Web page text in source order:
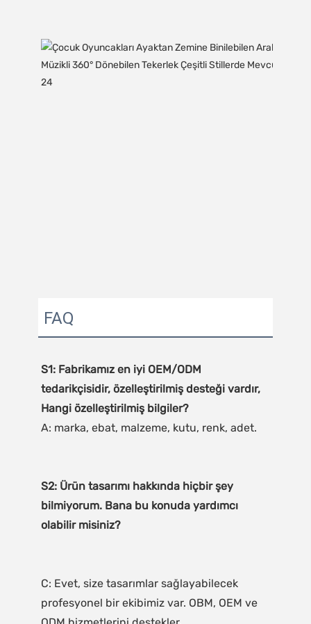
FAQ
S1: Fabrikamız en iyi OEM/ODM
tedarikçisidir, özelleştirilmiş desteği vardır,
S2: Ürün tasarımı hakkında hiçbir şey
bilmiyorum. Bana bu konuda yardımcı
olabilir misiniz?
C: Evet, size tasarımlar sağlayabilecek
profesyonel bir ekibimiz var. OBM, OEM ve